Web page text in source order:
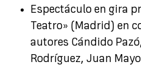
Espectáculo en gira
Teatro» (Madrid) en
autores Cándido
Rodríguez, Juan